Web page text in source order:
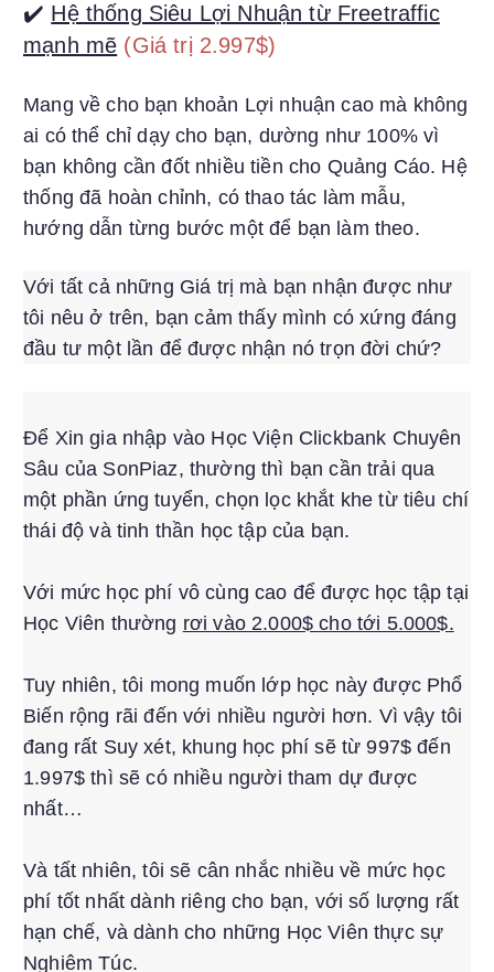
✔️ Hệ thống Siêu Lợi Nhuận từ Freetraffic
mạnh mẽ (Giá trị 2.997$)
Mang về cho bạn khoản Lợi nhuận cao mà không
ai có thể chỉ dạy cho bạn, dường như 100% vì
bạn không cần đốt nhiều tiền cho Quảng Cáo. Hệ
thống đã hoàn chỉnh, có thao tác làm mẫu,
hướng dẫn từng bước một để bạn làm theo.
Với tất cả những Giá trị mà bạn nhận được như
tôi nêu ở trên, bạn cảm thấy mình có xứng đáng
đầu tư một lần để được nhận nó trọn đời chứ?
Để Xin gia nhập vào Học Viện Clickbank Chuyên
Sâu của SonPiaz, thường thì bạn cần trải qua
một phần ứng tuyển, chọn lọc khắt khe từ tiêu chí
thái độ và tinh thần học tập của bạn.
Với mức học phí vô cùng cao để được học tập tại
Học Viên thường rơi vào 2.000$ cho tới 5.000$.
Tuy nhiên, tôi mong muốn lớp học này được Phổ
Biến rộng rãi đến với nhiều người hơn. Vì vậy tôi
đang rất Suy xét, khung học phí sẽ từ 997$ đến
1.997$ thì sẽ có nhiều người tham dự được
nhất…
Và tất nhiên, tôi sẽ cân nhắc nhiều về mức học
phí tốt nhất dành riêng cho bạn, với số lượng rất
hạn chế, và dành cho những Học Viên thực sự
Nghiêm Túc.